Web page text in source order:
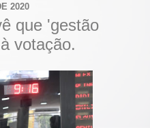
2020
que 'gestão
votação.